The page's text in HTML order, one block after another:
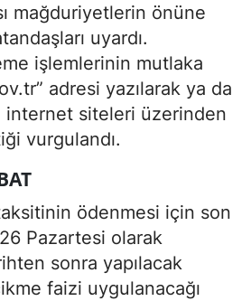
mağduriyetlerin önüne
uyardı.
işlemlerinin mutlaka
adresi yazılarak ya da
internet siteleri üzerinden
vurgulandı.
ödenmesi için son
Pazartesi olarak
sonra yapılacak
faizi uygulanacağı